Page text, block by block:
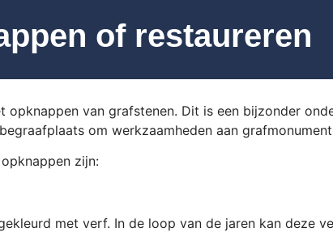
of restaureren
opknappen van grafstenen. Dit is een bijzonder
om werkzaamheden aan
zijn:
met verf. In de loop van de jaren kan deze